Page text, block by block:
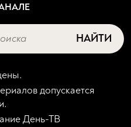
НАЙТИ
допускается
День-ТВ